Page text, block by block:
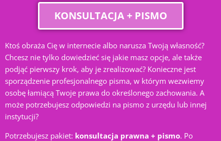
KONSULTACJA + PISMO
Ktoś obraża Cię w internecie albo narusza Twoją własność?
Chcesz nie tylko dowiedzieć się jakie masz opcje, ale także
podjąć pierwszy krok, aby je zrealizować? Konieczne jest
sporządzenie profesjonalnego pisma, w którym wezwiemy
osobę łamiącą Twoje prawa do określonego zachowania. A
może potrzebujesz odpowiedzi na pismo z urzędu lub innej
instytucji?
Potrzebujesz pakiet: konsultacja prawna + pismo. Po